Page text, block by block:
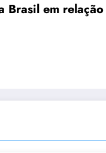
Brasil em relação